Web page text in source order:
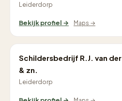
Leiderdorp
Bekijk profiel → Maps →
Schildersbedrijf R.J. van
& zn.
Leiderdorp